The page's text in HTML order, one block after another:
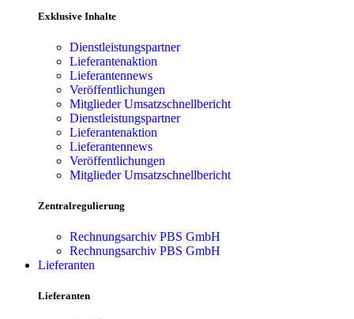
Exklusive Inhalte
Dienstleistungspartner
Lieferantenaktion
Lieferantennews
Veröffentlichungen
Mitglieder Umsatzschnellbericht
Dienstleistungspartner
Lieferantenaktion
Lieferantennews
Veröffentlichungen
Mitglieder Umsatzschnellbericht
Zentralregulierung
Rechnungsarchiv PBS GmbH
Rechnungsarchiv PBS GmbH
Lieferanten
Lieferanten